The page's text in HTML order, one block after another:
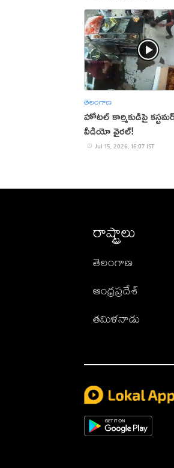
తెలంగాణ
హోటల్ కార్మికుడిపై
వీడియో వైరల్!
Jul 15, 2026, 16:07 IST
రాష్ట్రాలు
తెలంగాణ
ఆంధ్రప్రదేశ్
తమిళనాడు